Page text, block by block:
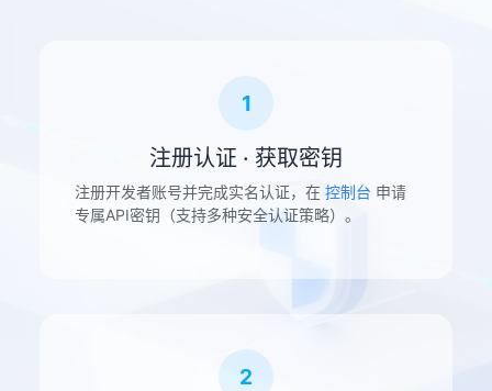
1
注册认证 · 获取密钥
注册开发者账号并完成实名认证，在 控制台 申请
专属API密钥（支持多种安全认证策略）。
2